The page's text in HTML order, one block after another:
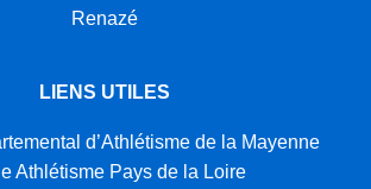
Renazé
LIENS UTILES
d’Athlétisme de la Mayenne
Athlétisme Pays de la Loire